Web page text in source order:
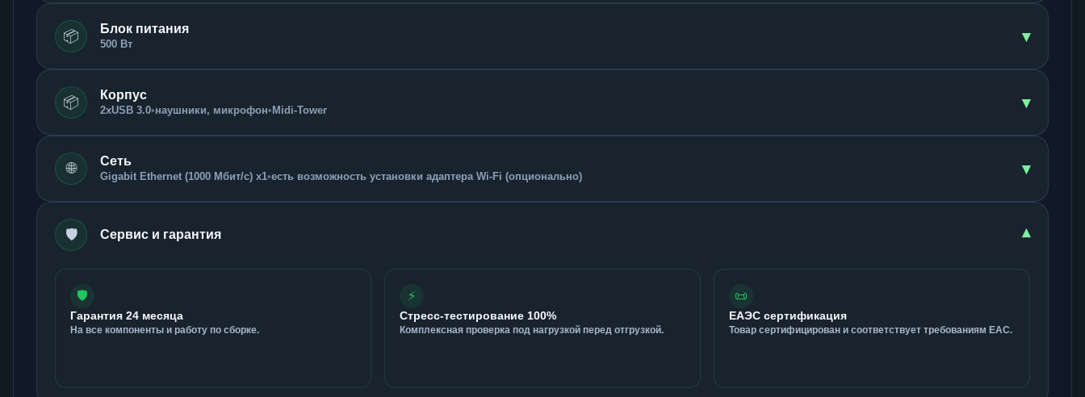
📦 Блок питания
500 Вт ▾
📦 Корпус
2xUSB 3.0•наушники, микрофон• Midi-Tower ▾
🌐 Сеть
Gigabit Ethernet (1000 Мбит/с) x1•есть возможность установки адаптера Wi-Fi (опционально) ▾
🛡️ Сервис и гарантия ▾
🛡️
Гарантия 24 месяца
На все компоненты и работу по сборке.
⚡
Стресс-тестирование 100%
Комплексная проверка под нагрузкой перед отгрузкой.
📜
ЕАЭС сертификация
Товар сертифицирован и соответствует требованиям ЕАС.